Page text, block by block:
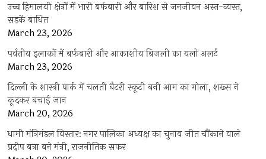
उच्च हिमालयी क्षेत्रों में भारी बर्फबारी और बारिश से जनजीवन अस्त-व्यस्त,
सड़कें बाधित
March 23, 2026
पर्वतीय इलाकों में बर्फबारी और आकाशीय बिजली का यलो अलर्ट
March 23, 2026
दिल्ली के शास्त्री पार्क में चलती बैटरी स्कूटी बनी आग का गोला, शख्स ने
कूदकर बचाई जान
March 20, 2026
धामी मंत्रिमंडल विस्तार: नगर पालिका अध्यक्ष का चुनाव जीत चौंकाने वाले
प्रदीप बत्रा बने मंत्री, राजनीतिक सफर